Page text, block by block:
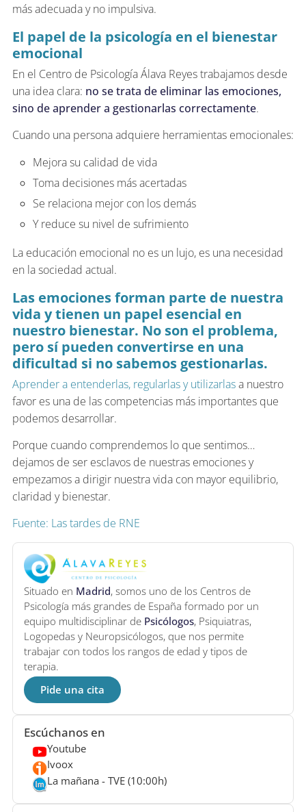
más adecuada y no impulsiva.
El papel de la psicología en el bienestar
emocional
En el Centro de Psicología Álava Reyes trabajamos desde
una idea clara: no se trata de eliminar las emociones,
sino de aprender a gestionarlas correctamente.
Cuando una persona adquiere herramientas emocionales:
Mejora su calidad de vida
Toma decisiones más acertadas
Se relaciona mejor con los demás
Y reduce su nivel de sufrimiento
La educación emocional no es un lujo, es una necesidad
en la sociedad actual.
Las emociones forman parte de nuestra
vida y tienen un papel esencial en
nuestro bienestar. No son el problema,
pero sí pueden convertirse en una
dificultad si no sabemos gestionarlas.
Aprender a entenderlas, regularlas y utilizarlasa nuestro
favor es una de las competencias más importantes que
podemos desarrollar.
Porque cuando comprendemos lo que sentimos…
dejamos de ser esclavos de nuestras emociones y
empezamos a dirigir nuestra vida con mayor equilibrio,
claridad y bienestar.
Fuente: Las tardes de RNE
Situado en Madrid, somos uno de los Centros de
Psicología más grandes de España formado por un
equipo multidisciplinar de Psicólogos, Psiquiatras,
Logopedas y Neuropsicólogos, que nos permite
trabajar con todos los rangos de edad y tipos de
terapia.
Pide una cita
Escúchanos en
Youtube
Ivoox
La mañana - TVE (10:00h)